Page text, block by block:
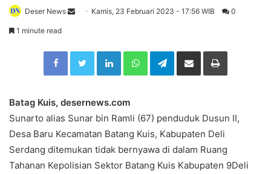
Deser News
a
e
Kamis, 23 Februari 2023 - 17:56 WIB 0
1 minute read
Facebook Twitter LinkedIn WhatsApp Telegram
Batag Kuis, desernews.com
Sunarto alias Sunar bin Ramli (67) penduduk Dusun II,
Desa Baru Kecamatan Batang Kuis, Kabupaten Deli
Serdang ditemukan tidak bernyawa di dalam Ruang
Tahanan Kepolisian Sektor Batang Kuis Kabupaten 9Deli